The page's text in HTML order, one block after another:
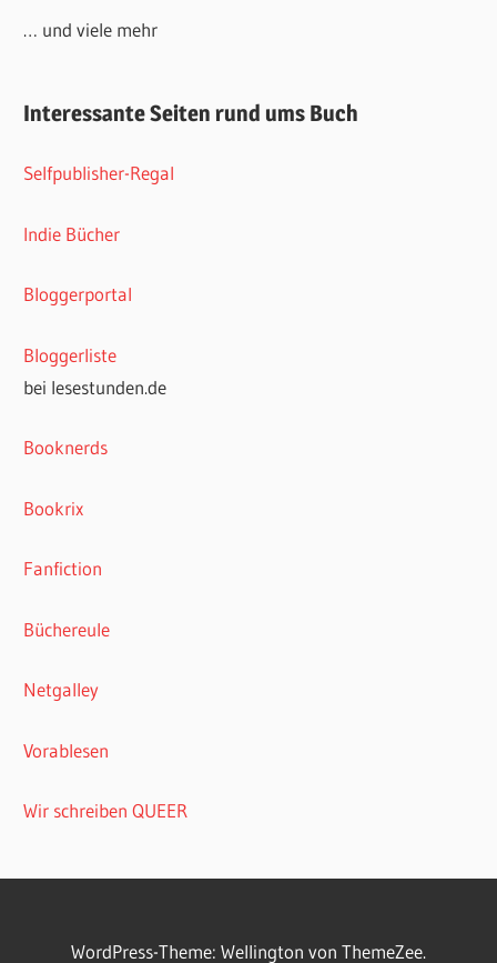
… und viele mehr
Interessante Seiten rund ums Buch
Selfpublisher-Regal
Indie Bücher
Bloggerportal
Bloggerliste
bei lesestunden.de
Booknerds
Bookrix
Fanfiction
Büchereule
Netgalley
Vorablesen
Wir schreiben QUEER
WordPress-Theme: Wellington von ThemeZee.